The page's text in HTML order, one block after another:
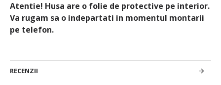
Atentie! Husa are o folie de protective pe interior.
Va rugam sa o indepartati in momentul montarii
pe telefon.
RECENZII